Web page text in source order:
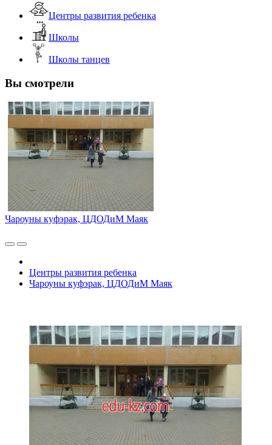
Центры развития ребенка
Школы
Школы танцев
Вы смотрели
Чароуны куфэрак, ЦДОДиМ Маяк
Центры развития ребенка
Чароуны куфэрак, ЦДОДиМ Маяк